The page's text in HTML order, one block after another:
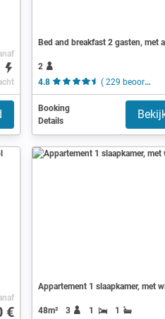
Bed and breakfast 2 gasten, met
2
4.8
( 229 beoordelingen )
Booking
Details
€
Appartement 1 slaapkamer, met
48m² 3 1
1